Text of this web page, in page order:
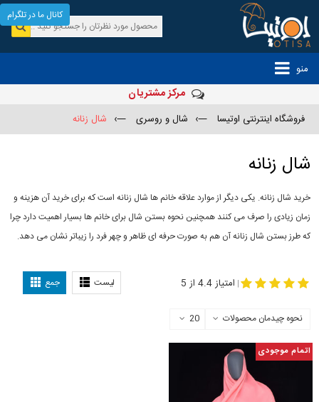
منو
مرکز مشتریان
فروشگاه اینترنتی اوتیسا —› شال و روسری —› شال زنانه
شال زنانه
خرید شال زنانه. یکی دیگر از موارد علاقه خانم ها شال زنانه است که برای خرید آن هزینه و
زمان زیادی را صرف می کنند همچنین نحوه بستن شال برای خانم ها بسیار اهمیت دارد چرا
که طرز بستن شال زنانه آن هم به صورت حرفه ای ظاهر و چهر فرد را زیباتر نشان می دهد.
لیست جمع | امتیاز 4.4 از 5
نحوه چیدمان محصولات 20
اتمام موجودی
کانال ما در تلگرام